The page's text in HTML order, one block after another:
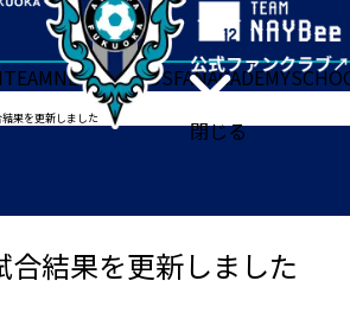
閉じる
TEAMNEWSGOODSFANACADEMY
果を更新しました
合結果を更新しました